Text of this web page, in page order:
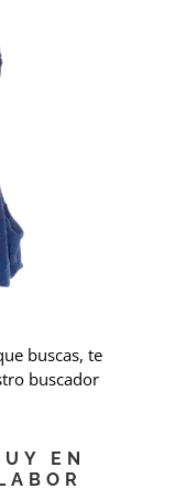
buscas, te
buscador
EN